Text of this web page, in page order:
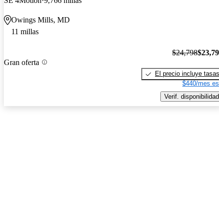
Owings Mills, MD
11 millas
Gran oferta
$24,798
El precio incluye tasas
$440/mes
Verif. disponibilidad